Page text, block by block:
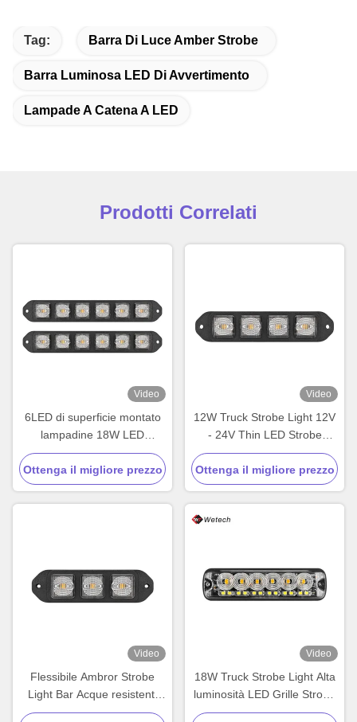
Tag: Barra Di Luce Amber Strobe
Barra Luminosa LED Di Avvertimento
Lampade A Catena A LED
Prodotti Correlati
Video
6LED di superficie montato
lampadine 18W LED
lampadine laterale IP67
Ottenga il migliore prezzo
Video
12W Truck Strobe Light 12V
- 24V Thin LED Strobe
Lights per carrelli elevatori
ad alta potenza
Ottenga il migliore prezzo
Video
Flessibile Ambror Strobe
Light Bar Acque resistenti
LED Light Bar Avvertimento
Video
18W Truck Strobe Light Alta
luminosità LED Grille Strobe
Lampade IP67 PC Materiali